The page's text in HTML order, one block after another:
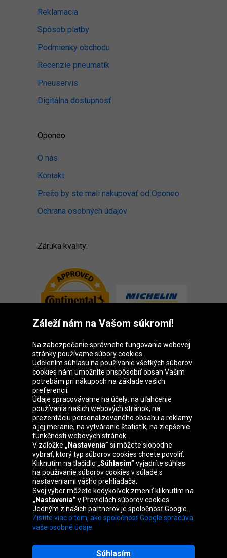
Reklamacia
Spôsob platby
Podmienky obchodu
Recenzie pneumatík
Pneuservis
Digitálna dostupnosť
Oponeo
O nás
Kontakt
Prečo by ste mali nakupovať od Oponeo
Ochrana osobných údajov
Záruka kvality:
Skupina Oponeo
Belgique
Česká
republika
Deutschland Éire
España France Italia Magyarország
Nederland Österreich Polska
United
Kingdom
Záleží nám na Vašom súkromí!
Na zabezpečenie správneho fungovania webovej
stránky používame súbory cookies.
Udelením súhlasu na používanie všetkých súborov
cookies nám umožníte prispôsobiť obsah Vašim
potrebám pri nákupoch na základe vašich
preferencií.
Údaje spracovávame na účely: na uľahčenie
používania našich webových stránok, na
prezentáciu personalizovaného obsahu a reklamy
a jej meranie, na vytváranie štatistík, na zlepšenie
funkčnosti webových stránok.
V záložke „Nastavenia” si môžete slobodne
vybrať, ktorý typ súborov cookies chcete povoliť.
Kliknutím na tlačidlo „Súhlasím” vyjadríte súhlas
na používanie súborov cookies v súlade s
nastaveniami vášho prehliadača.
Svoj výber môžete kedykoľvek zmeniť kliknutím na
„Nastavenia” v Pravidlách súborov cookies.
Jedným z našich partnerov je spoločnosť Google.
Zistite viac o tom, ako spoločnosť Google spracúva
vaše osobné údaje.
Súhlasím